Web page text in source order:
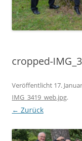
cropped-
Veröffentlicht 17.
IMG_3419_web.jpg.
← Zurück